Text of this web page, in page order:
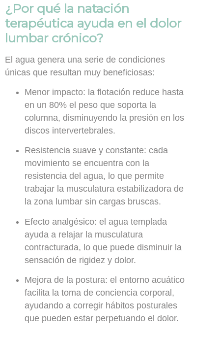
¿Por qué la natación
terapéutica ayuda en el dolor
lumbar crónico?
El agua genera una serie de condiciones
únicas que resultan muy beneficiosas:
Menor impacto: la flotación reduce hasta
en un 80% el peso que soporta la
columna, disminuyendo la presión en los
discos intervertebrales.
Resistencia suave y constante: cada
movimiento se encuentra con la
resistencia del agua, lo que permite
trabajar la musculatura estabilizadora de
la zona lumbar sin cargas bruscas.
Efecto analgésico: el agua templada
ayuda a relajar la musculatura
contracturada, lo que puede disminuir la
sensación de rigidez y dolor.
Mejora de la postura: el entorno acuático
facilita la toma de conciencia corporal,
ayudando a corregir hábitos posturales
que pueden estar perpetuando el dolor.